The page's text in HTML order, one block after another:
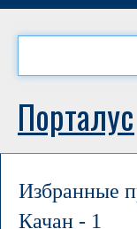
Порталус
Избранные
Качан - 1